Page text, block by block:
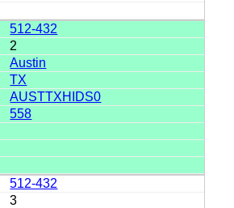
512-432
2
Austin
TX
AUSTTXHIDS0
558
512-432
3